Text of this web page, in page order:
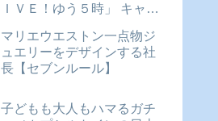
ＩＶＥ！ゆう５時」 キャス
マリエウエストン一点物ジ
ュエリーをデザインする社
長【セブンルール】
子どもも大人もハマるガチ